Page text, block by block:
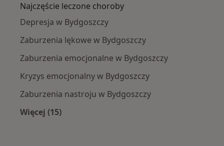
Najczęście leczone choroby
Depresja w Bydgoszczy
Zaburzenia lękowe w Bydgoszczy
Zaburzenia emocjonalne w Bydgoszczy
Kryzys emocjonalny w Bydgoszczy
Zaburzenia nastroju w Bydgoszczy
Więcej (15)